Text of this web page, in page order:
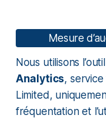
Mesure
Nous utilisons
Analytics,
Limited,
fréquentation et